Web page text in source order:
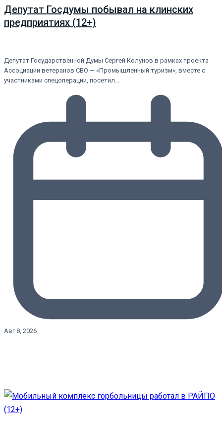
Депутат Госдумы побывал на клинских
предприятиях (12+)
Депутат Государственной Думы Сергей Колунов в рамках проекта
Ассоциации ветеранов СВО — «Промышленный туризм», вместе с
участниками спецоперации, посетил…
Авг 8, 2026